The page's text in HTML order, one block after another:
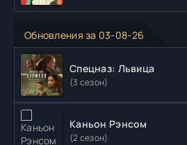
Обновления за 03-08-26
Спецназ: Львица
(3 сезон)
Каньон Рэнсом
(2 сезон)